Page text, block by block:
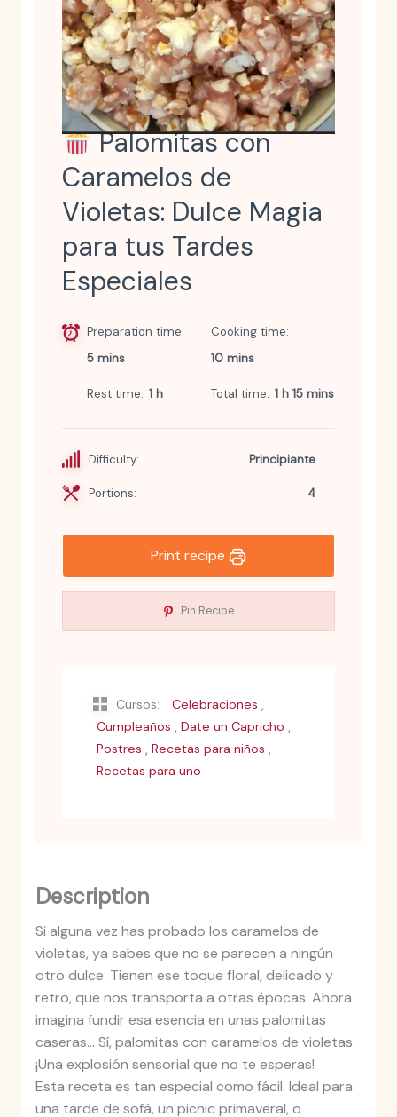
Palomitas con
Caramelos de
Violetas: Dulce Magia
para tus Tardes
Especiales
Preparation time
5 mins
Cooking time
10 mins
Rest time 1 h Total time 1 h 15 mins
Difficulty: Principiante
Portions: 4
Print recipe
Pin Recipe
Cursos: Celebraciones ,
Cumpleaños , Date un Capricho ,
Postres , Recetas para niños ,
Recetas para uno
Description
Si alguna vez has probado los caramelos de
violetas, ya sabes que no se parecen a ningún
otro dulce. Tienen ese toque floral, delicado y
retro, que nos transporta a otras épocas. Ahora
imagina fundir esa esencia en unas palomitas
caseras… Sí, palomitas con caramelos de violetas.
¡Una explosión sensorial que no te esperas!
Esta receta es tan especial como fácil. Ideal para
una tarde de sofá, un picnic primaveral, o